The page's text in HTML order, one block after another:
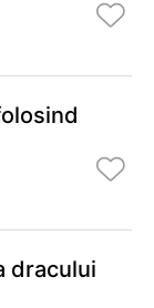
dracului